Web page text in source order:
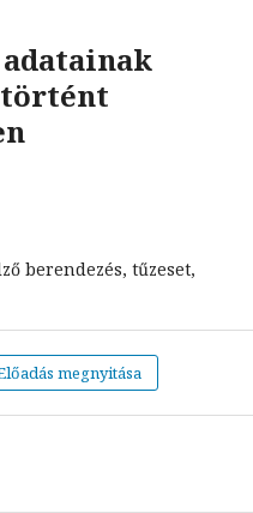
berendezés, tűzeset,
megnyitása